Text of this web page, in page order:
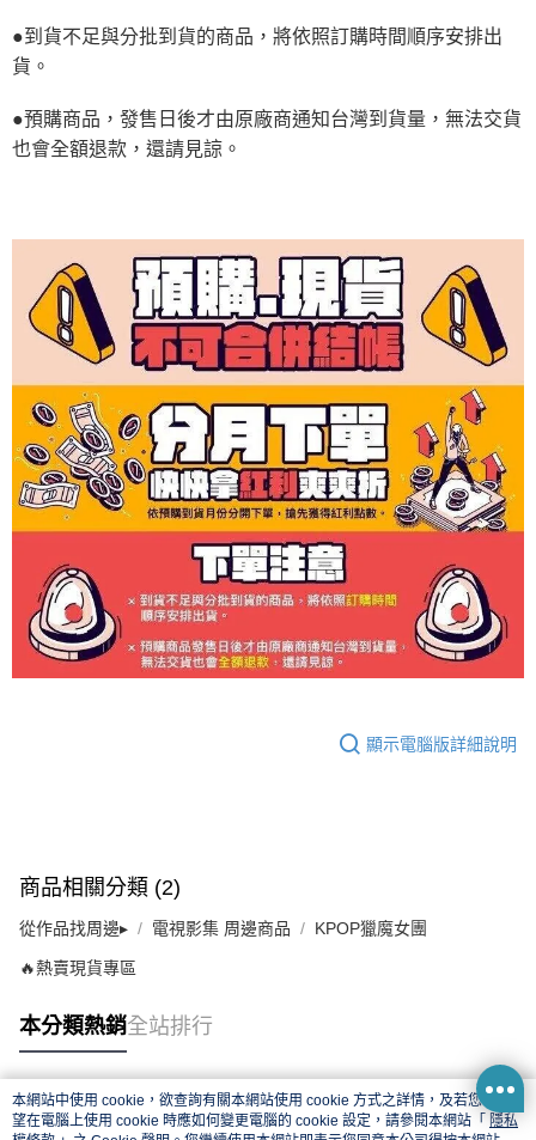
●到貨不足與分批到貨的商品，將依照訂購時間順序安排出
貨。
●預購商品，發售日後才由原廠商通知台灣到貨量，無法交貨
也會全額退款，還請見諒。
顯示電腦版詳細說明
商品相關分類 (2)
從作品找周邊▸ 電視影集 周邊商品 KPOP獵魔女團
🔥熱賣現貨專區
本分類熱銷全站排行
熱門標籤
本網站中使用 cookie，欲查詢有關本網站使用 cookie 方式之詳情，及若您不希
望在電腦上使用 cookie 時應如何變更電腦的 cookie 設定，請參閱本網站「 隱私